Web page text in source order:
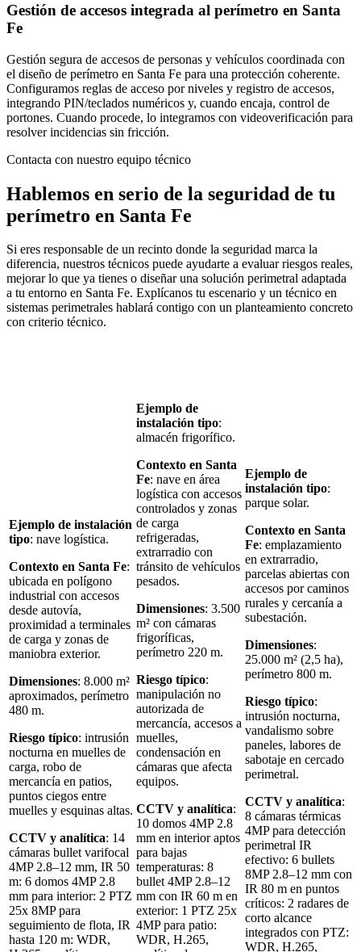
Gestión de accesos integrada al perímetro en Santa
Fe
Gestión segura de accesos de personas y vehículos coordinada con
el diseño de perímetro en Santa Fe para una protección coherente.
Configuramos reglas de acceso por niveles y registro de accesos,
integrando PIN/teclados numéricos y, cuando encaja, control de
portones. Cuando procede, lo integramos con videoverificación para
resolver incidencias sin fricción.
Contacta con nuestro equipo técnico
Hablemos en serio de la seguridad de tu
perímetro en Santa Fe
Si eres responsable de un recinto donde la seguridad marca la
diferencia, nuestros técnicos puede ayudarte a evaluar riesgos reales,
mejorar lo que ya tienes o diseñar una solución perimetral adaptada
a tu entorno en Santa Fe. Explícanos tu escenario y un técnico en
sistemas perimetrales hablará contigo con un planteamiento concreto
con criterio técnico.
Ejemplo de instalación
tipo: nave logística.
Contexto en Santa Fe:
ubicada en polígono
industrial con accesos
desde autovía,
proximidad a terminales
de carga y zonas de
maniobra exterior.
Dimensiones: 8.000 m²
aproximados, perímetro
480 m.
Riesgo típico: intrusión
nocturna en muelles de
carga, robo de
mercancía en patios,
puntos ciegos entre
muelles y esquinas altas.
CCTV y analítica: 14
cámaras bullet varifocal
4MP 2.8–12 mm, IR 50
m: 6 domos 4MP 2.8
mm para interior: 2 PTZ
25x 8MP para
seguimiento de flota, IR
hasta 120 m: WDR,
Ejemplo de
instalación tipo:
almacén frigorífico.
Contexto en Santa
Fe: nave en área
logística con accesos
controlados y zonas
de carga
refrigeradas,
extrarradio con
tránsito de vehículos
pesados.
Dimensiones: 3.500
m² con cámaras
frigoríficas,
perímetro 220 m.
Riesgo típico:
manipulación no
autorizada de
mercancía, accesos a
muelles,
condensación en
cámaras que afecta
equipos.
CCTV y analítica:
10 domos 4MP 2.8
mm en interior aptos
para bajas
temperaturas: 8
bullet 4MP 2.8–12
mm con IR 60 m en
exterior: 1 PTZ 25x
4MP para patio:
WDR, H.265,
Ejemplo de
instalación tipo:
parque solar.
Contexto en Santa
Fe: emplazamiento
en extrarradio,
parcelas abiertas con
accesos por caminos
rurales y cercanía a
subestación.
Dimensiones:
25.000 m² (2,5 ha),
perímetro 800 m.
Riesgo típico:
intrusión nocturna,
vandalismo sobre
paneles, labores de
sabotaje en cercado
perimetral.
CCTV y analítica:
8 cámaras térmicas
4MP para detección
perimetral IR
efectivo: 6 bullets
8MP 2.8–12 mm con
IR 80 m en puntos
críticos: 2 radares de
corto alcance
integrados con PTZ:
WDR, H.265,